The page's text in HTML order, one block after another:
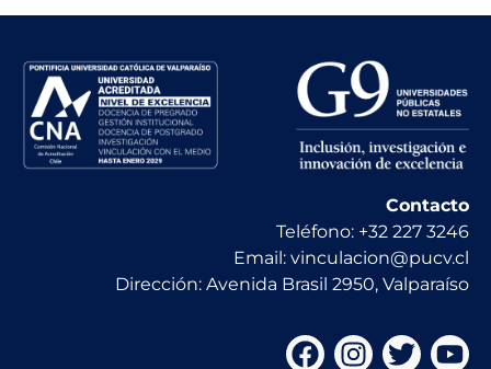
Contacto
Teléfono: +32 227 3246
Email: vinculacion@pucv.cl
Dirección: Avenida Brasil 2950, Valparaíso